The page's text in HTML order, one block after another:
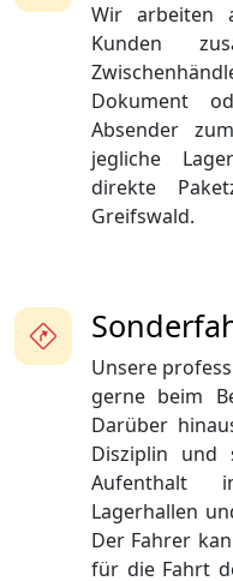
Unsere
gerne beim
Darüber
Disziplin
Aufenthalt
Lagerhallen
Der Fahrer
für die Fahrt
Wir arbeiten
Kunden
Dokument
Absender
jegliche
direkte
Greifswald.